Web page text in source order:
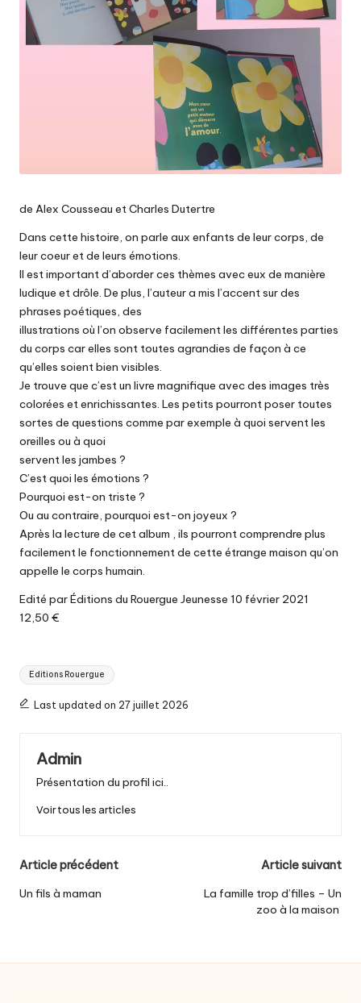
de Alex Cousseau et Charles Dutertre
Dans cette histoire, on parle aux enfants de leur corps, de
leur coeur et de leurs émotions.
Il est important d’aborder ces thèmes avec eux de manière
ludique et drôle. De plus, l’auteur a mis l’accent sur des
phrases poétiques, des
illustrations où l’on observe facilement les différentes parties
du corps car elles sont toutes agrandies de façon à ce
qu’elles soient bien visibles.
Je trouve que c’est un livre magnifique avec des images très
colorées et enrichissantes. Les petits pourront poser toutes
sortes de questions comme par exemple à quoi servent les
oreilles ou à quoi
servent les jambes ?
C’est quoi les émotions ?
Pourquoi est-on triste ?
Ou au contraire, pourquoi est-on joyeux ?
Après la lecture de cet album , ils pourront comprendre plus
facilement le fonctionnement de cette étrange maison qu’on
appelle le corps humain.
Edité par Éditions du Rouergue Jeunesse 10 février 2021
12,50 €
Tags:
Editions Rouergue
Last updated on 27 juillet 2026
Admin
Présentation du profil ici..
Voir tous les articles
Post
navigation
Article précédent
Un fils à maman
Article suivant
La famille trop d’filles – Un
zoo à la maison